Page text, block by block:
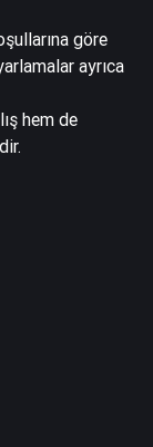
göre
ayrıca
hem de